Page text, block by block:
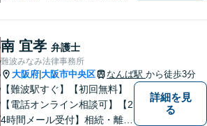
婚・相続といった身の回りの
トラブルから、刑事・詐欺、
公害・行政事件まであらゆる
問題のご相談を承ります。小
さな悩み事でもお気軽にお問
合わせください。
南 宜孝 弁護士
難波みなみ法律事務所
大阪府 大阪市中央区 なんば駅 から徒歩3分
【難波駅すぐ】【初回無料】
【電話オンライン相談可】【2
4時間メール受付】相続・離
詳細を見
る